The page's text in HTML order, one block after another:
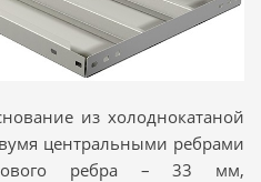
из холоднокатаной
центральными ребрами
ребра – 33 мм,